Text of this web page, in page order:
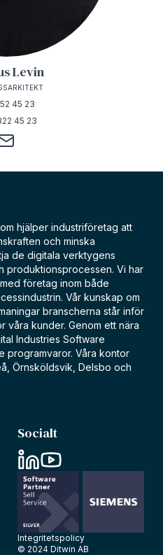
Levin
45 23
45 23
hjälper industriföretag att
och minska
de digitala verktygens
produktionsprocessen. Vi har
företag inom både
Vår kunskap om
branscherna står inför
våra kunder. Genom ett nära
Industries Software
programvaror. Våra kontor
Örnsköldsvik, Delsbo och
Socialt
Integritetspolicy
© 2024 Ditwin AB